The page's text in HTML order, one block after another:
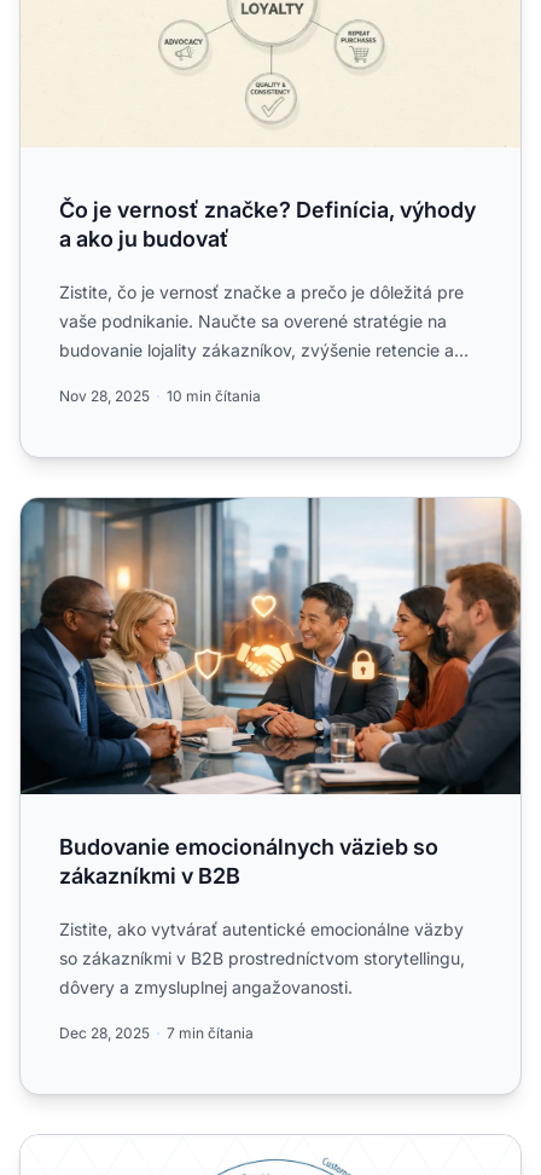
Čo je vernosť značke? Definícia, výhody
a ako ju budovať
Zistite, čo je vernosť značke a prečo je dôležitá pre
vaše podnikanie. Naučte sa overené stratégie na
budovanie lojality zákazníkov, zvýšenie retencie a
Nov 28, 2025 10 min čítania
Budovanie emocionálnych väzieb so zákazníkmi v B2B
Budovanie emocionálnych väzieb so
zákazníkmi v B2B
Zistite, ako vytvárať autentické emocionálne väzby
so zákazníkmi v B2B prostredníctvom storytellingu,
dôvery a zmysluplnej angažovanosti.
Dec 28, 2025 7 min čítania
Prečo je povedomie o značke dôležité v affiliate